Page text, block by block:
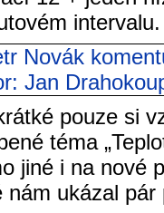
intervalu.
pouze si
téma
jiné i na nové
nám ukázal